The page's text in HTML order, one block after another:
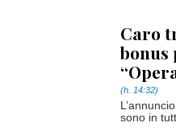
Caro
bonus
(h. 14:32)
sono in